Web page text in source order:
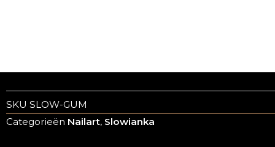
SKU SLOW-GUM
Categorieën Nailart, Slowianka